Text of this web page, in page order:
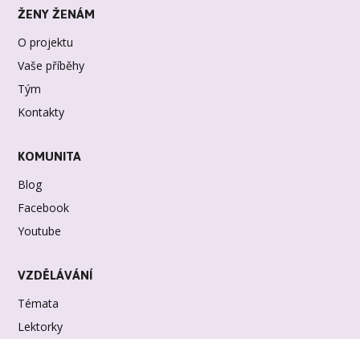
ŽENY ŽENÁM
O projektu
Vaše příběhy
Tým
Kontakty
KOMUNITA
Blog
Facebook
Youtube
VZDĚLÁVÁNÍ
Témata
Lektorky